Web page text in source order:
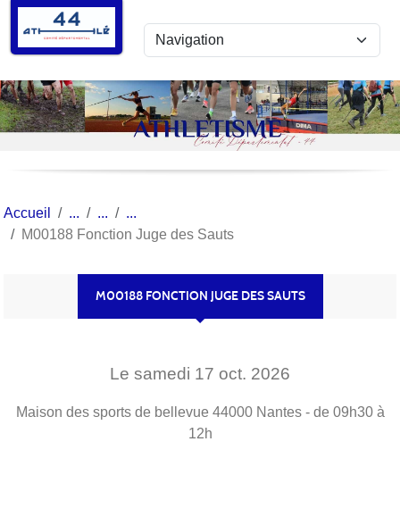
Accueil
M00188 Fonction Juge des Sauts
M00188 FONCTION JUGE DES SAUTS
Le samedi 17 oct. 2026
Maison des sports de bellevue 44000 Nantes - de 09h30 à
12h
Panneau de gestion des cookies